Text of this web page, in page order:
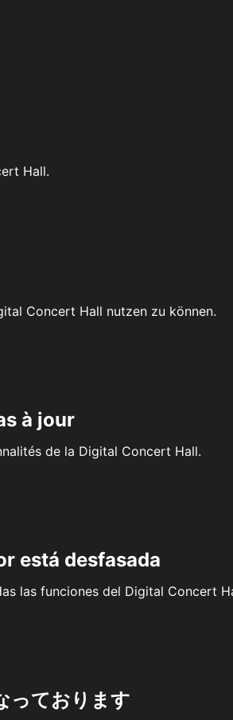
Hall.
Concert Hall nutzen zu können.
à jour
de la Digital Concert Hall.
está desfasada
las funciones del Digital Concert
っております